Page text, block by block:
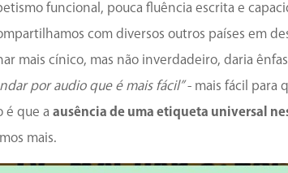
funcional, pouca fluência escrita e
com diversos outros países em
mais cínico, mas não inverdadeiro, daria
por audio que é mais fácil”- mais fácil para
é que aausência de uma etiqueta universal
mais.